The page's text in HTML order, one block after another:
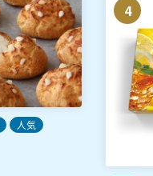
人気
4